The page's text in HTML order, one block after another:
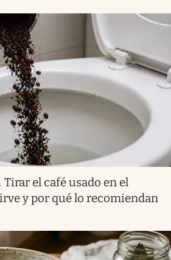
. Tirar el café usado en el
y por qué lo recomiendan